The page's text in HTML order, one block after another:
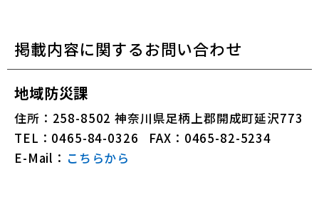
掲載内容に関するお問い合わせ
地域防災課
住所：258-8502 神奈川県足柄上郡開成町延沢773
TEL：0465-84-0326
FAX：0465-82-5234
E-Mail： こちらから